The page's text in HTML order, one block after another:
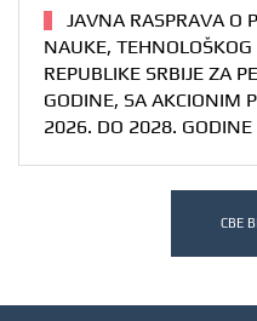
JAVNA RASPRAVA O
NAUKE,
REPUBLIKE SRBIJE ZA
GODINE, SA AKCIONIM
2026. DO 2028. GODINE
СВЕ